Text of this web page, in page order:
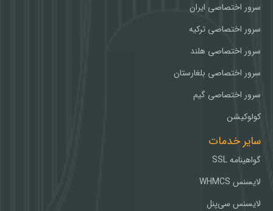
سرور اختصاصی ایران
سرور اختصاصی ترکیه
سرور اختصاصی هلند
سرور اختصاصی بلغارستان
سرور اختصاصی گیم
کولوکیشن
سایر خدمات
گواهینامه SSL
لایسنس WHMCS
لایسنس سی‌پنل